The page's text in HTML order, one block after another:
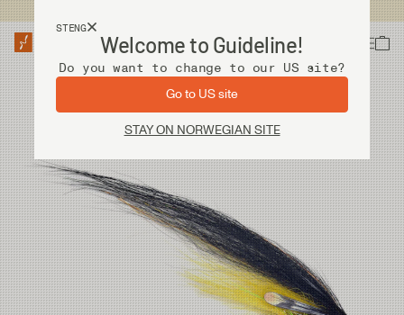
STENG
Welcome to Guideline!
Do you want to change to our US site?
Go to US site
STAY ON NORWEGIAN SITE